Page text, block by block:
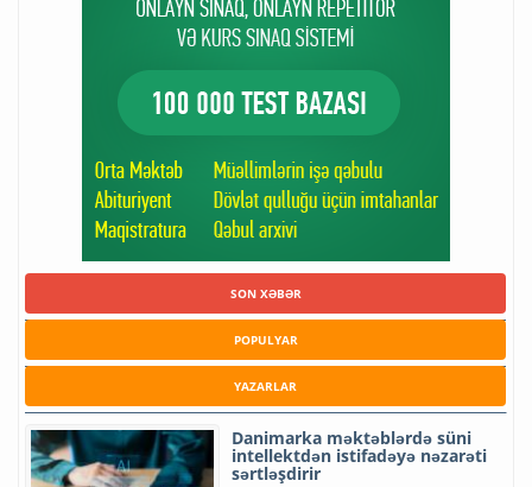
SON XƏBƏR
POPULYAR
YAZARLAR
Danimarka məktəblərdə süni
intellektdən istifadəyə nəzarəti
sərtləşdirir